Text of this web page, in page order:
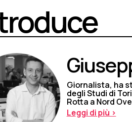
Giornalista, ha
degli Studi di
Rotta a Nord
Leggi di più >